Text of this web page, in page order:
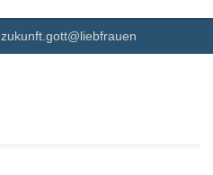
zukunft.gott@liebfrauen